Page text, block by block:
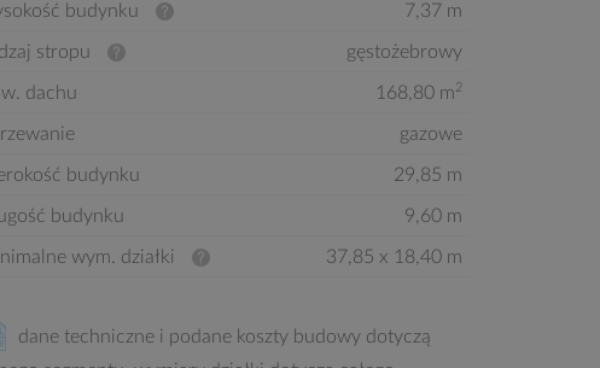
budynku 7,37 m
stropu gęstożebrowy
dachu 168,80 m2
gazowe
budynku 29,85 m
budynku 9,60 m
wym. działki 37,85 x 18,40 m
dane techniczne i podane koszty budowy dotyczą